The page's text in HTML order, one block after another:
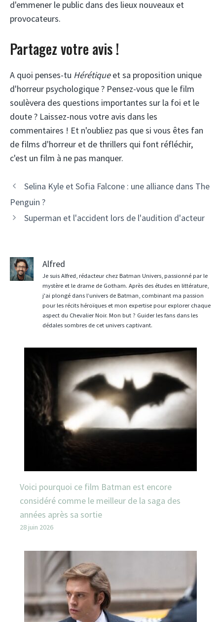
d'emmener le public dans des lieux nouveaux et
provocateurs.
Partagez votre avis !
A quoi penses-tu Hérétiqueet sa proposition unique
d'horreur psychologique ? Pensez-vous que le film
soulèvera des questions importantes sur la foi et le
doute ? Laissez-nous votre avis dans les
commentaires ! Et n'oubliez pas que si vous êtes fan
de films d'horreur et de thrillers qui font réfléchir,
c'est un film à ne pas manquer.
Selina Kyle et Sofia Falcone : une alliance dans The
Penguin ?
Superman et l'accident lors de l'audition d'acteur
Alfred
Je suis Alfred, rédacteur chez Batman Univers, passionné par le
mystère et le drame de Gotham. Après des études en littérature,
j'ai plongé dans l’univers de Batman, combinant ma passion
pour les récits héroïques et mon expertise pour explorer chaque
aspect du Chevalier Noir. Mon but ? Guider les fans dans les
dédales sombres de cet univers captivant.
Voici pourquoi ce film Batman est encore
considéré comme le meilleur de la saga des
années après sa sortie
28 juin 2026